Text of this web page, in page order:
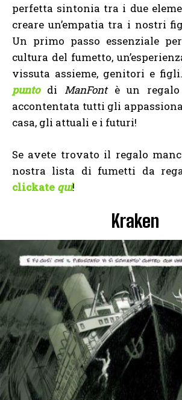
perfetta sintonia tra i due
creare un’empatia tra i nostri
Un primo passo essenziale
cultura del fumetto,
vissuta assieme, genitori e figli.
puntodi ManFontè un regalo
accontentata tutti gli
casa, gli attuali e i futuri!
Se avete trovato il regalo
nostra lista di fumetti da
clickate qui!
Kraken